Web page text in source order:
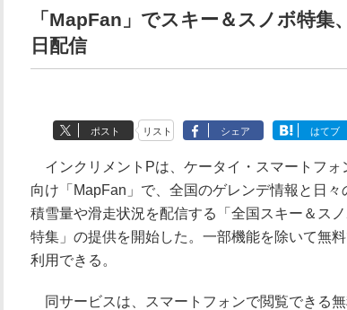
「MapFan」でスキー＆スノボ特
日配信
ポスト リスト シェア はてブ
インクリメントPは、ケータイ・スマートフォ
向け「MapFan」で、全国のゲレンデ情報と日々
積雪量や滑走状況を配信する「全国スキー＆ス
特集」の提供を開始した。一部機能を除いて無
利用できる。
同サービスは、スマートフォンで閲覧できる